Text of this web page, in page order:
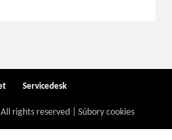
rights reserved | Súbory cookies
Servicedesk